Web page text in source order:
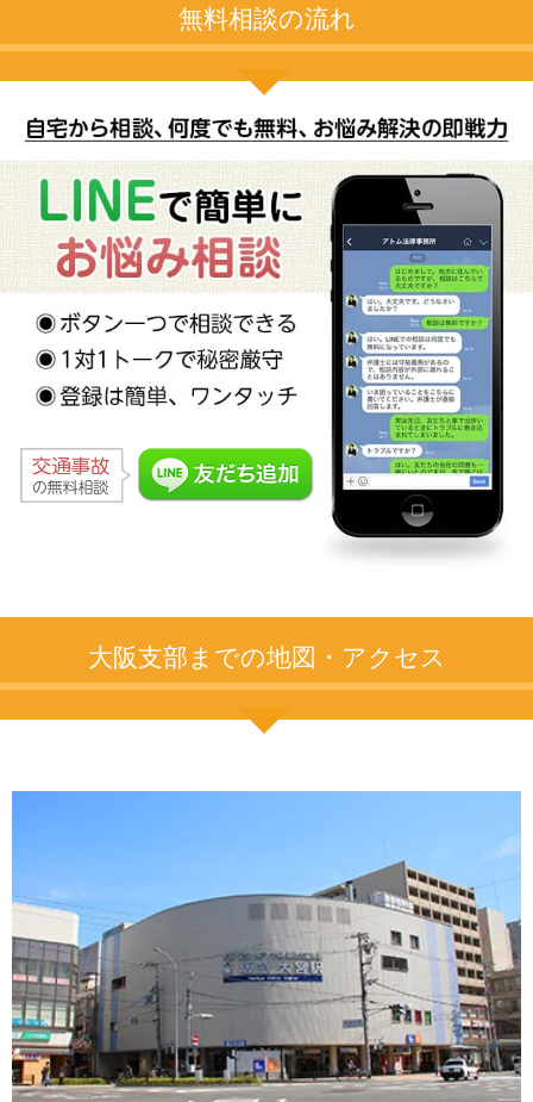
無料相談の流れ
大阪支部までの地図・アクセス